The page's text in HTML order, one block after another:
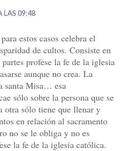
LAS 09:48
estos casos celebra el
de cultos. Consiste en
profese la fe de la iglesia
aunque no crea. La
santa Misa… esa
sólo sobre la persona que se
otra sólo tiene que llenar y
en relación al sacramento
no se le obliga y no es
la fe de la iglesia católica.